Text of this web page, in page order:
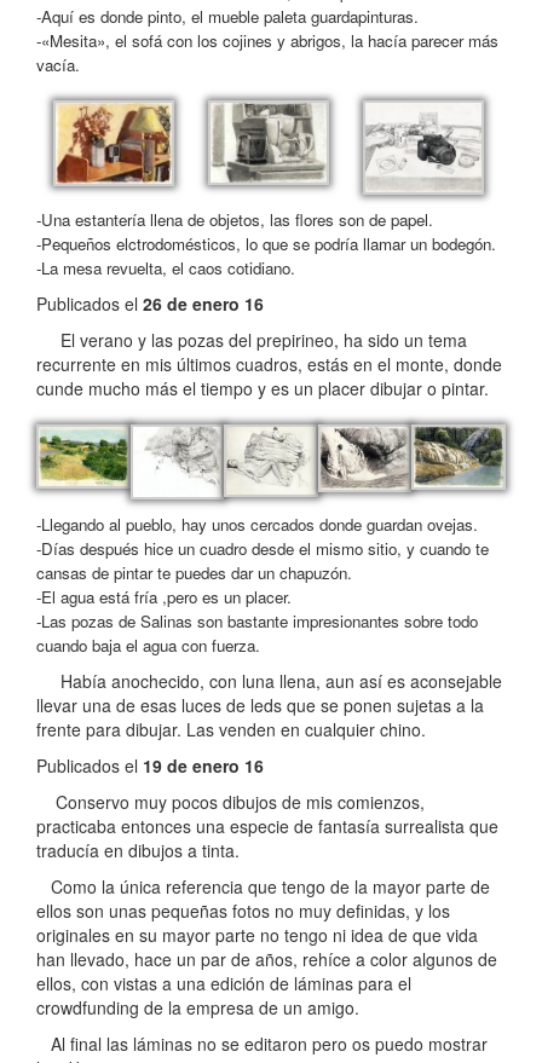
-Aquí es donde pinto, el mueble paleta guardapinturas.
-«Mesita», el sofá con los cojines y abrigos, la hacía parecer más
vacía.
-Una estantería llena de objetos, las flores son de papel.
-Pequeños elctrodomésticos, lo que se podría llamar un bodegón.
-La mesa revuelta, el caos cotidiano.
Publicados el 26 de enero 16
El verano y las pozas del prepirineo, ha sido un tema
recurrente en mis últimos cuadros, estás en el monte, donde
cunde mucho más el tiempo y es un placer dibujar o pintar.
-Llegando al pueblo, hay unos cercados donde guardan ovejas.
-Días después hice un cuadro desde el mismo sitio, y cuando te
cansas de pintar te puedes dar un chapuzón.
-El agua está fría ,pero es un placer.
-Las pozas de Salinas son bastante impresionantes sobre todo
cuando baja el agua con fuerza.
Había anochecido, con luna llena, aun así es aconsejable
llevar una de esas luces de leds que se ponen sujetas a la
frente para dibujar. Las venden en cualquier chino.
Publicados el 19 de enero 16
Conservo muy pocos dibujos de mis comienzos,
practicaba entonces una especie de fantasía surrealista que
traducía en dibujos a tinta.
Como la única referencia que tengo de la mayor parte de
ellos son unas pequeñas fotos no muy definidas, y los
originales en su mayor parte no tengo ni idea de que vida
han llevado, hace un par de años, rehíce a color algunos de
ellos, con vistas a una edición de láminas para el
crowdfunding de la empresa de un amigo.
Al final las láminas no se editaron pero os puedo mostrar